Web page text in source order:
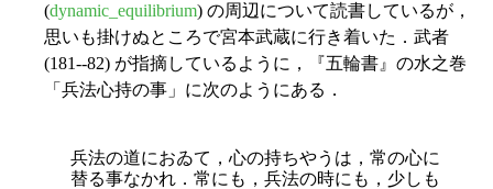
(dynamic_equilibrium) の周辺について読書しているが，
思いも掛けぬところで宮本武蔵に行き着いた．武者
(181--82) が指摘しているように，『五輪書』の水之巻
「兵法心持の事」に次のようにある．
兵法の道におゐて，心の持ちやうは，常の心に
替る事なかれ．常にも，兵法の時にも，少しも